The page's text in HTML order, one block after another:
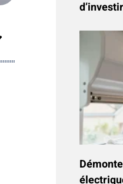
d’investir